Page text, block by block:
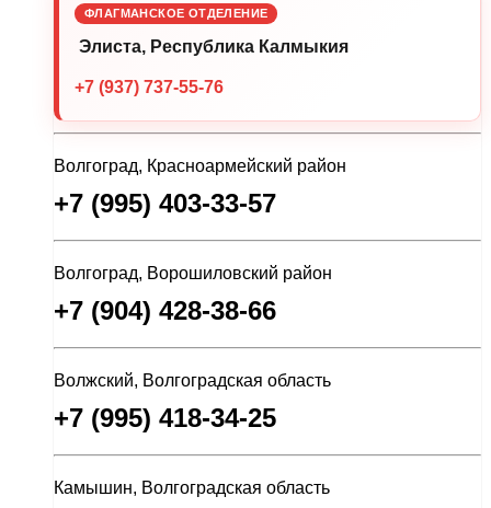
ФЛАГМАНСКОЕ ОТДЕЛЕНИЕ
Элиста, Республика Калмыкия
+7 (937) 737-55-76
Волгоград, Красноармейский район
+7 (995) 403-33-57
Волгоград, Ворошиловский район
+7 (904) 428-38-66
Волжский, Волгоградская область
+7 (995) 418-34-25
Камышин, Волгоградская область